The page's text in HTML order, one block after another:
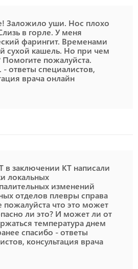
Заложило уши. Нос плохо
в горле. У меня
фарингит. Временами
сухой кашель. Но при чем
Помогите пожалуйста.
- ответы специалистов,
врача онлайн
в заключении КТ написали
локальных
изменений
отделов плевры справа
пожалуйста что это может
ли это? И может ли от
температура днем
спасибо - ответы
консультация врача